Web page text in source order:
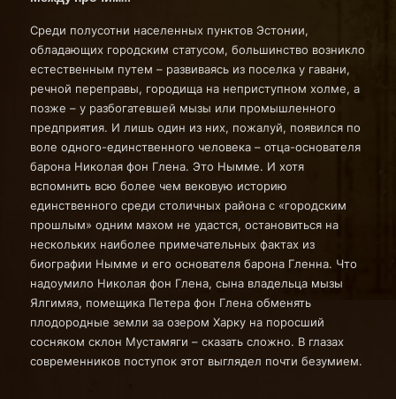
Среди полусотни населенных пунктов Эстонии,
обладающих городским статусом, большинство возникло
естественным путем – развиваясь из поселка у гавани,
речной переправы, городища на неприступном холме, а
позже – у разбогатевшей мызы или промышленного
предприятия. И лишь один из них, пожалуй, появился по
воле одного-единственного человека – отца-основателя
барона Николая фон Глена. Это Нымме. И хотя
вспомнить всю более чем вековую историю
единственного среди столичных района с «городским
прошлым» одним махом не удастся, остановиться на
нескольких наиболее примечательных фактах из
биографии Нымме и его основателя барона Гленна. Что
надоумило Николая фон Глена, сына владельца мызы
Ялгимяэ, помещика Петера фон Глена обменять
плодородные земли за озером Харку на поросший
сосняком склон Мустамяги – сказать сложно. В глазах
современников поступок этот выглядел почти безумием.